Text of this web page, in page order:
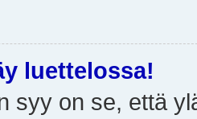
luettelossa!
syy on se, että